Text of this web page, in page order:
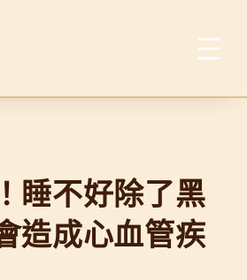
睡不好除了黑
造成心血管疾